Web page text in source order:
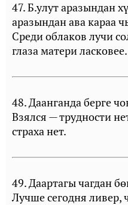
47. Б.улут аразындан
аразындан ава караа
Среди облаков лучи
глаза матери ласковее.
48. Даанганда берге
Взялся — трудности
страха нет.
49. Даартагы чагдан
Лучше сегодня ливер,